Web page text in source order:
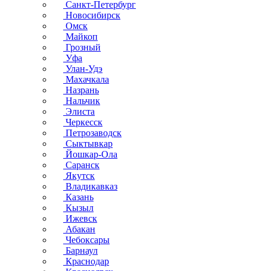
Санкт-Петербург
Новосибирск
Омск
Майкоп
Грозный
Уфа
Улан-Удэ
Махачкала
Назрань
Нальчик
Элиста
Черкесск
Петрозаводск
Сыктывкар
Йошкар-Ола
Саранск
Якутск
Владикавказ
Казань
Кызыл
Ижевск
Абакан
Чебоксары
Барнаул
Краснодар